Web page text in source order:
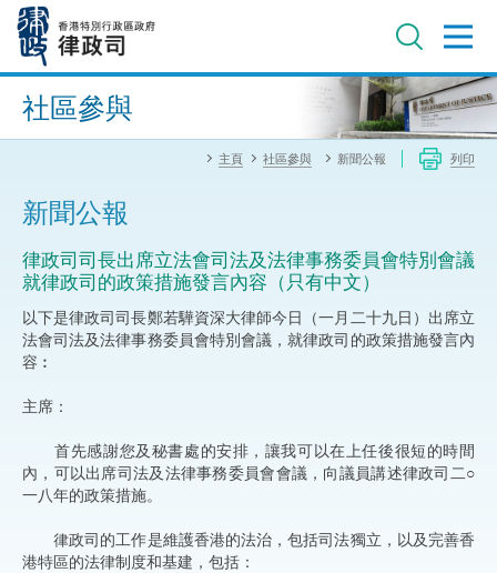
內
進階搜尋
社區參與
主頁 社區參與 新聞公報 列印
新聞公報
律政司司長出席立法會司法及法律事務委員會特別會議
就律政司的政策措施發言內容（只有中文）
以下是律政司司長鄭若驊資深大律師今日（一月二十九日）出席立
法會司法及法律事務委員會特別會議，就律政司的政策措施發言內
容︰
主席：
首先感謝您及秘書處的安排，讓我可以在上任後很短的時間
內，可以出席司法及法律事務委員會會議，向議員講述律政司二○
一八年的政策措施。
律政司的工作是維護香港的法治，包括司法獨立，以及完善香
港特區的法律制度和基建，包括：